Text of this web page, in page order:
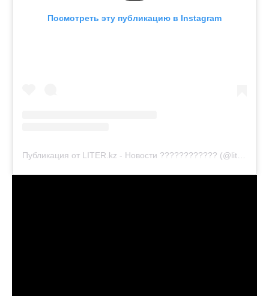
Посмотреть эту публикацию в Instagram